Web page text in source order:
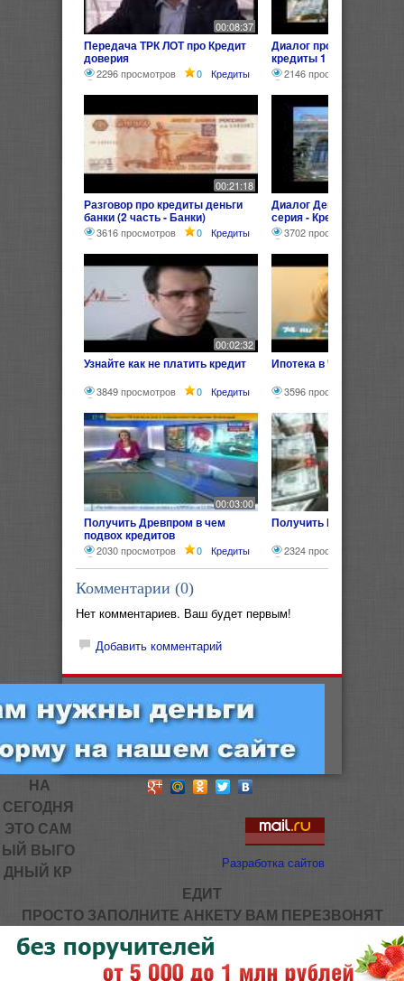
00:08:37
Передача ТРК ЛОТ про Кредит
доверия
2296 просмотров 0 Кредиты
Диалог про деньги банки
кредиты 1
2146 просмотров
00:21:18
Разговор про кредиты деньги
банки (2 часть - Банки)
3616 просмотров 0 Кредиты
Диалог Деньги Банки
серия - Кредит)
3702 просмотра
00:02:32
Узнайте как не платить кредит
3849 просмотров 0 Кредиты
Ипотека в Челябинске
3596 просмотров
00:03:00
Получить Древпром в чем
подвох кредитов
2030 просмотров 0 Кредиты
Получить Кредит без
2324 просмотра
Комментарии (0)
Нет комментариев. Ваш будет первым!
Добавить комментарий
Разработка сайтов
НА
СЕГОДНЯ
ЭТО САМ
ЫЙ ВЫГО
ДНЫЙ КР
ЕДИТ
ПРОСТО ЗАПОЛНИТЕ АНКЕТУ ВАМ ПЕРЕЗВОНЯТ